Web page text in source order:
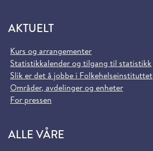
AKTUELT
Kurs og arrangementer
Statistikkalender og tilgang til statistikk
Slik er det å jobbe i Folkehelseinstituttet
Områder, avdelinger og enheter
For pressen
ALLE VÅRE